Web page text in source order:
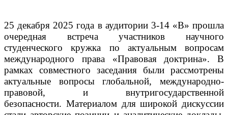
25 декабря 2025 года в аудитории 3-14 «В» прошла
очередная встреча участников научного
студенческого кружка по актуальным вопросам
международного права «Правовая доктрина». В
рамках совместного заседания были рассмотрены
актуальные вопросы глобальной, международно-
правовой, и внутригосударственной
безопасности. Материалом для широкой дискуссии